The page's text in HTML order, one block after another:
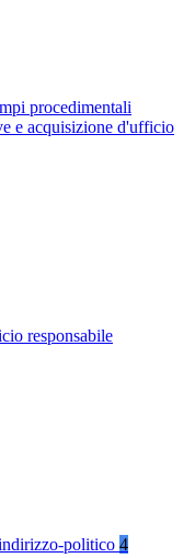
procedimentali
e acquisizione d'ufficio
responsabile
politico 4